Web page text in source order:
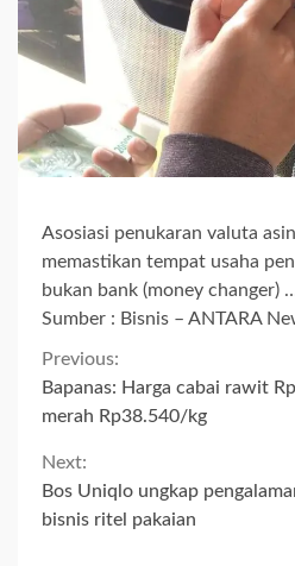
Asosiasi penukaran valuta
memastikan tempat usaha
bukan bank (money changer)
Sumber : Bisnis – ANTARA
Continue
Reading
Previous:
Bapanas: Harga cabai rawit
merah Rp38.540/kg
Next:
Bos Uniqlo ungkap
bisnis ritel pakaian